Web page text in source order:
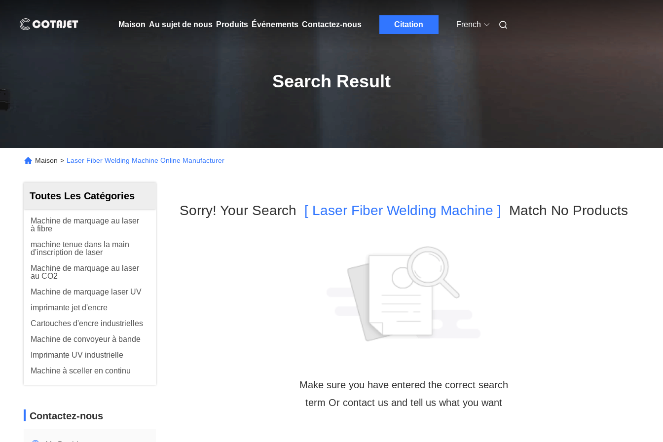
Maison Au sujet de nous Produits Événements Contactez-nous Citation French
Search Result
Maison > Laser Fiber Welding Machine Online Manufacturer
Toutes Les Catégories
Machine de marquage au laser
à fibre
machine tenue dans la main
d'inscription de laser
Machine de marquage au laser
au CO2
Machine de marquage laser UV
imprimante jet d'encre
Cartouches d'encre industrielles
Machine de convoyeur à bande
Imprimante UV industrielle
Machine à sceller en continu
Contactez-nous
Sorry! Your Search [ Laser Fiber Welding Machine ] Match No Products
Make sure you have entered the correct search
term Or contact us and tell us what you want